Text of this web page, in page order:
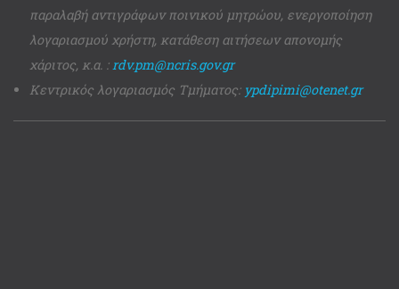
παραλαβή αντιγράφων ποινικού μητρώου, ενεργοποίηση
λογαριασμού χρήστη, κατάθεση αιτήσεων απονομής
χάριτος, κ.α. :rdv.pm@ncris.gov.gr
Κεντρικός λογαριασμός Τμήματος: ypdipimi@otenet.gr